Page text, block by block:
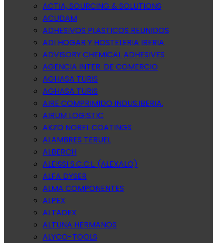
ACTIA, SOURCING & SOLUTIONS
ACUDAM
ADHESIVOS PLASTICOS REUNIDOS
ADI HOGAR Y HOSTELERIA IBERIA
ADVISORY CHEMICAL ADHESIVES
AGENCIA INTER. DE COMERCIO
AGHASA TURIS
AGHASA TURIS
AIRE COMPRIMIDO INDUS.IBERIA.
AIRUM LOGISTIC
AKZO NOBEL COATINGS
ALAMBRES TERUEL
ALBERCH
ALEISSI S.C.C.L. (ALEXALO)
ALFA DYSER
ALMA COMPONENTES
ALPEX
ALTADEX
ALTUNA HERMANOS
ALYCO-TOOLS